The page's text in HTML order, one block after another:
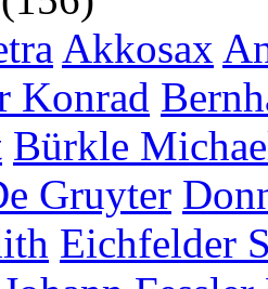
Akkosax
Konrad
Bürkle
Gruyter
Eichfelder